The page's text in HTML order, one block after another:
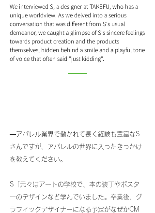
We ​interviewed S, a designer at TAKEFU, who has a
unique worldview. As we delved into a serious
conversation that was different from S's usual
demeanor, we caught a glimpse of S's sincere feelings
towards product creation and the products
themselves, hidden behind a smile and a playful tone
of voice that often said "just kidding".
―アパレル業界で働かれて長く経験も豊富なS
さんですが、アパレルの世界に入ったきっかけ
を教えてください。
S「元々はアートの学校で、本の装丁やポスタ
ーのデザインなど学んでいました。卒業後、グ
ラフィックデザイナーになる予定がなぜかCM